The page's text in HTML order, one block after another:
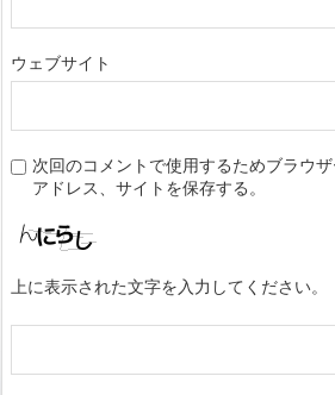
ウェブサイト
次回のコメントで使用するためブラウ
アドレス、サイトを保存する。
上に表示された文字を入力してください。